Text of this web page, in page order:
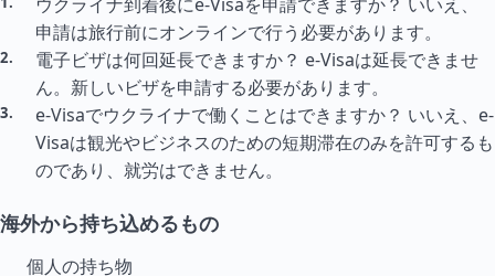
申請は旅行前にオンラインで行う必要があります。
電子ビザは何回延長できますか？ e-Visaは延長できませ
ん。新しいビザを申請する必要があります。
e-Visaでウクライナで働くことはできますか？ いいえ、e-
Visaは観光やビジネスのための短期滞在のみを許可するも
のであり、就労はできません。
海外から持ち込めるもの
個人の持ち物